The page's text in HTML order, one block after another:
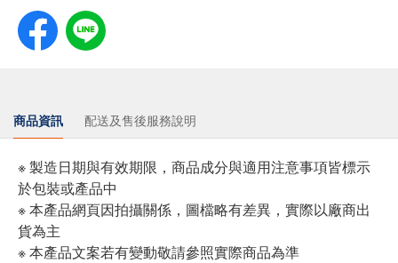
商品資訊 配送及售後服務說明
※ 製造日期與有效期限，商品成分與適用注意事項皆標示
於包裝或產品中
※ 本產品網頁因拍攝關係，圖檔略有差異，實際以廠商出
貨為主
※ 本產品文案若有變動敬請參照實際商品為準